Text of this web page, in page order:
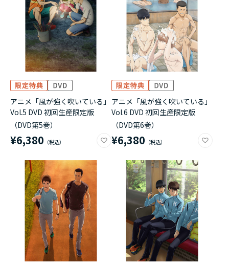
アニメ「風が強く吹いている」
Vol.5 DVD 初回生産限定版
（DVD第5巻）
¥6,380
アニメ「風が強く吹いている」
Vol.6 DVD 初回生産限定版
（DVD第6巻）
¥6,380